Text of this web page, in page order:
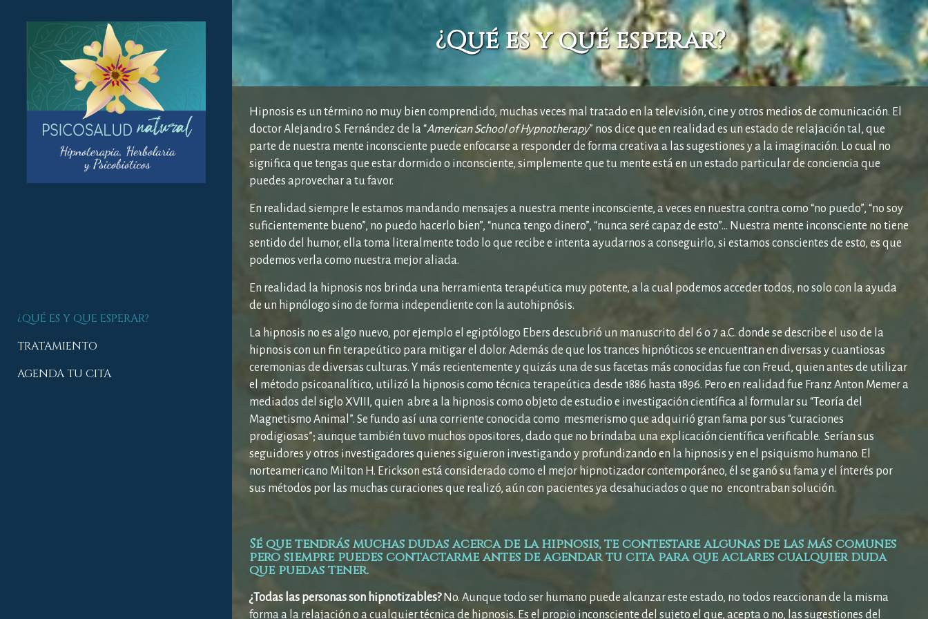
¿QUÉ ES Y QUE ESPERAR?
TRATAMIENTO
AGENDA TU CITA
¿Qué es y qué esperar?
Hipnosis es un término no muy bien comprendido, muchas veces mal tratado en la televisión, cine y otros medios de comunicación. El
doctor Alejandro S. Fernández de la “American School of Hypnotherapy” nos dice que en realidad es un estado de relajación tal, que
parte de nuestra mente inconsciente puede enfocarse a responder de forma creativa a las sugestiones y a la imaginación. Lo cual no
significa que tengas que estar dormido o inconsciente, simplemente que tu mente está en un estado particular de conciencia que
puedes aprovechar a tu favor.
En realidad siempre le estamos mandando mensajes a nuestra mente inconsciente, a veces en nuestra contra como “no puedo”, “no soy
suficientemente bueno”, no puedo hacerlo bien”, “nunca tengo dinero”, “nunca seré capaz de esto”… Nuestra mente inconsciente no tiene
sentido del humor, ella toma literalmente todo lo que recibe e intenta ayudarnos a conseguirlo, si estamos conscientes de esto, es que
podemos verla como nuestra mejor aliada.
En realidad la hipnosis nos brinda una herramienta terapéutica muy potente, a la cual podemos acceder todos, no solo con la ayuda
de un hipnólogo sino de forma independiente con la autohipnósis.
La hipnosis no es algo nuevo, por ejemplo el egiptólogo Ebers descubrió un manuscrito del 6 o 7 a.C. donde se describe el uso de la
hipnosis con un fin terapeútico para mitigar el dolor. Además de que los trances hipnóticos se encuentran en diversas y cuantiosas
ceremonias de diversas culturas. Y más recientemente y quizás una de sus facetas más conocidas fue con Freud, quien antes de utilizar
el método psicoanalítico, utilizó la hipnosis como técnica terapeútica desde 1886 hasta 1896. Pero en realidad fue Franz Anton Memer a
mediados del siglo XVIII, quien abre a la hipnosis como objeto de estudio e investigación científica al formular su “Teoría del
Magnetismo Animal”. Se fundo así una corriente conocida como mesmerismo que adquirió gran fama por sus “curaciones
prodigiosas”; aunque también tuvo muchos opositores, dado que no brindaba una explicación científica verificable. Serían sus
seguidores y otros investigadores quienes siguieron investigando y profundizando en la hipnosis y en el psiquismo humano. El
norteamericano Milton H. Erickson está considerado como el mejor hipnotizador contemporáneo, él se ganó su fama y el ínterés por
sus métodos por las muchas curaciones que realizó, aún con pacientes ya desahuciados o que no encontraban solución.
Sé que tendrás muchas dudas acerca de la hipnosis, te contestare algunas de las más comunes
pero siempre puedes contactarme antes de agendar tu cita para que aclares cualquier duda
que puedas tener.
¿Todas las personas son hipnotizables?No. Aunque todo ser humano puede alcanzar este estado, no todos reaccionan de la misma
forma a la relajación o a cualquier técnica de hipnosis. Es el propio inconsciente del sujeto el que, acepta o no, las sugestiones del